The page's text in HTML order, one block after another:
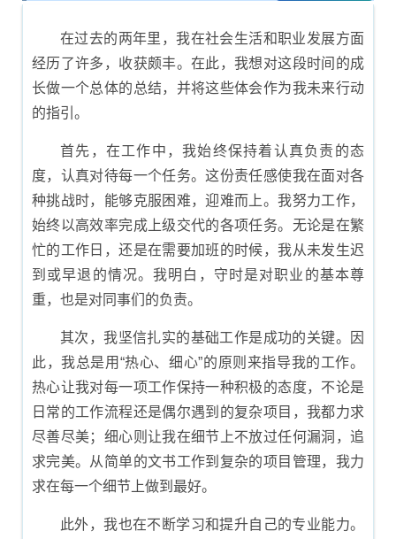
在过去的两年里，我在社会生活和职业发展方面
经历了许多，收获颇丰。在此，我想对这段时间的成
长做一个总体的总结，并将这些体会作为我未来行动
的指引。
首先，在工作中，我始终保持着认真负责的态
度，认真对待每一个任务。这份责任感使我在面对各
种挑战时，能够克服困难，迎难而上。我努力工作，
始终以高效率完成上级交代的各项任务。无论是在繁
忙的工作日，还是在需要加班的时候，我从未发生迟
到或早退的情况。我明白，守时是对职业的基本尊
重，也是对同事们的负责。
其次，我坚信扎实的基础工作是成功的关键。因
此，我总是用“热心、细心”的原则来指导我的工作。
热心让我对每一项工作保持一种积极的态度，不论是
日常的工作流程还是偶尔遇到的复杂项目，我都力求
尽善尽美；细心则让我在细节上不放过任何漏洞，追
求完美。从简单的文书工作到复杂的项目管理，我力
求在每一个细节上做到最好。
此外，我也在不断学习和提升自己的专业能力。